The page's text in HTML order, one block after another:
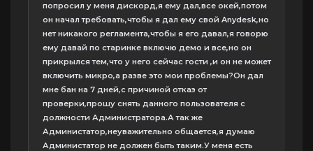
попросил у меня дискорд,я ему дал,все окей,потом
он начал требовать,чтобы я дал ему свой Anydesk,но
нет никакого регламента,чтобы я его давал,я говорю
ему давай по старинке включю демо и все,но он
прикрылся тем,что у него сейчас гости ,и он не может
включить микро,а разве это мои проблемы?Он дал
мне бан на 7 дней,с причиной отказ от
проверки,прошу снять данного пользователя с
должности Администратора.А так же
Администатор,неуважительно общается,я думаю
Администатор не должен быть таким.У меня есть